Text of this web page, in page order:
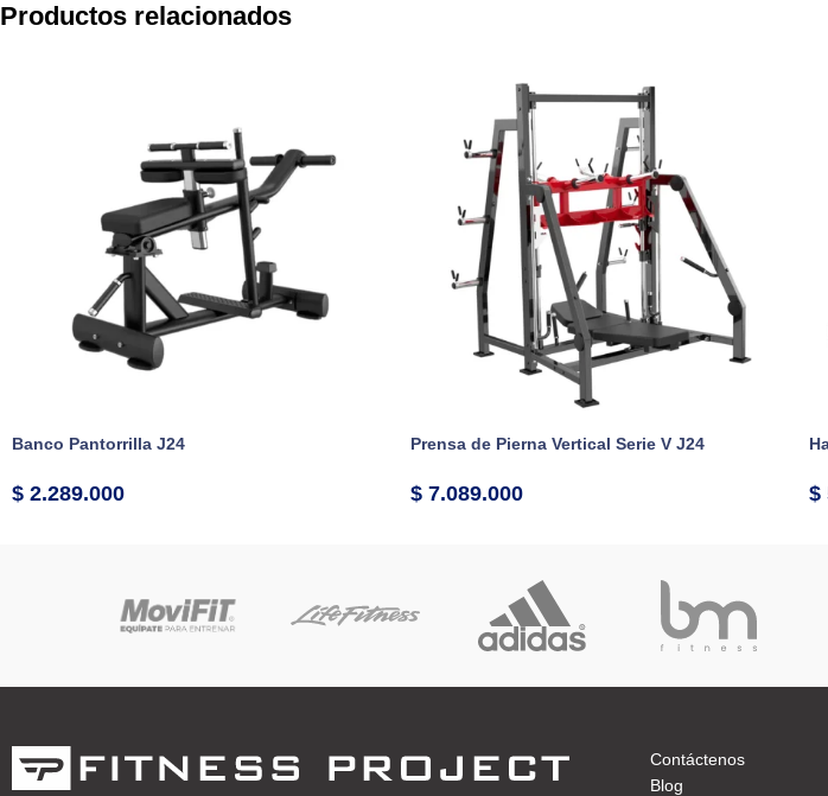
Productos relacionados
Banco Pantorrilla J24
$ 2.289.000
Prensa de Pierna Vertical Serie V J24
$ 7.089.000 $
Contáctenos
Blog